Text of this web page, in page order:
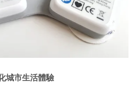
城市生活體驗